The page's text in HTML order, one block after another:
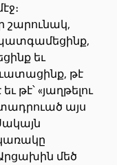
շարունակ,
եւ
թէ
թէ՝ «յաղթելու
այս
մեծ